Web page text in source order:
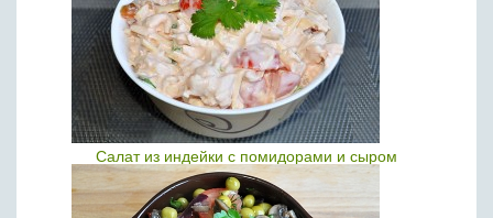
Салат из индейки с помидорами и сыром